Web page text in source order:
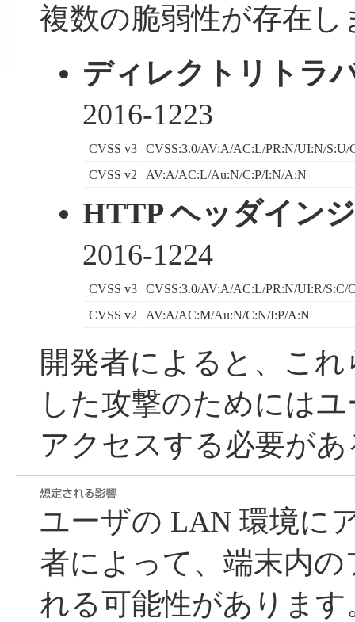
複数の脆弱性が存在し
ディレクトリトラ
2016-1223
CVSS v3
CVSS:3.0/AV:A/AC:L/PR:N/UI:N/
CVSS v2
AV:A/AC:L/Au:N/C:P/I:N/A:N
HTTP ヘッダイン
2016-1224
CVSS v3
CVSS:3.0/AV:A/AC:L/PR:N/UI:R/S:C/
CVSS v2
AV:A/AC:M/Au:N/C:N/I:P/A:N
開発者によると、こ
した攻撃のためには
アクセスする必要が
ユーザの LAN 環境に
者によって、端末内
れる可能性があります